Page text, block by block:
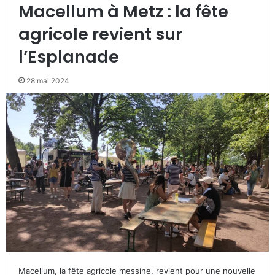
Macellum à Metz : la fête
agricole revient sur
l’Esplanade
28 mai 2024
Macellum, la fête agricole messine, revient pour une nouvelle